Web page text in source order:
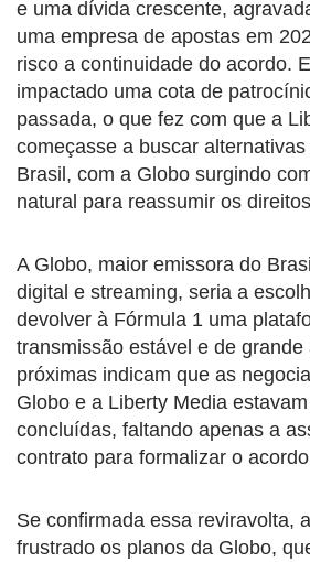
e uma dívida crescente,
uma empresa de apostas em
risco a continuidade do acordo.
impactado uma cota de
passada, o que fez com que a
começasse a buscar
Brasil, com a Globo surgindo
natural para reassumir os
A Globo, maior emissora do
digital e streaming, seria a
devolver à Fórmula 1 uma
transmissão estável e de
próximas indicam que as
Globo e a Liberty Media
concluídas, faltando apenas a
contrato para formalizar o
Se confirmada essa reviravolta,
frustrado os planos da Globo,